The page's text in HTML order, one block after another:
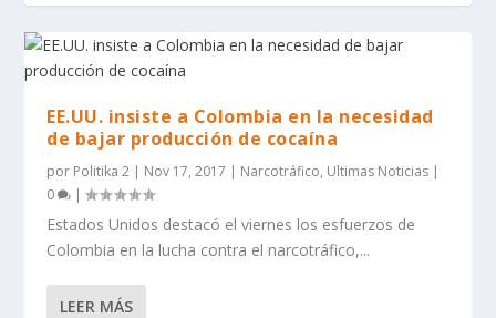
EE.UU. insiste a Colombia en la necesidad
de bajar producción de cocaína
por Politika 2 | Nov 17, 2017 | Narcotráfico, Ultimas Noticias |
0
|
Estados Unidos destacó el viernes los esfuerzos de
Colombia en la lucha contra el narcotráfico,...
LEER MÁS